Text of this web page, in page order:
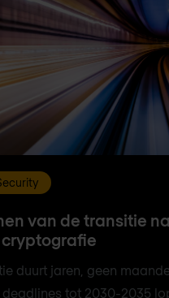
van de transitie
duurt jaren, geen
tot 2030-2035